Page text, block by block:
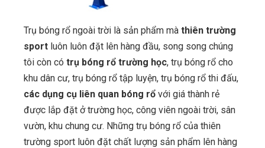
Trụ bóng rổ ngoài trời là sản phẩm mà thiên trường
sport luôn luôn đặt lên hàng đầu, song song chúng
tôi còn có trụ bóng rổ trường học, trụ bóng rổ cho
khu dân cư, trụ bóng rổ tập luyện, trụ bóng rổ thi đấu,
các dụng cụ liên quan bóng rổ với giá thành rẻ
được lắp đặt ở trường học, công viên ngoài trời, sân
vườn, khu chung cư. Những trụ bóng rổ của thiên
trường sport luôn đặt chất lượng sản phẩm lên hàng